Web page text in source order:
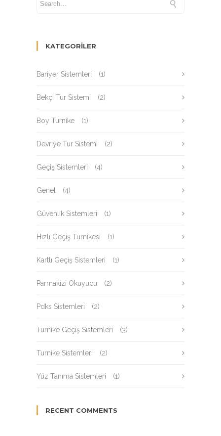
KATEGORILER
Bariyer Sistemleri (1)
Bekçi Tur Sistemi (2)
Boy Turnike (1)
Devriye Tur Sistemi (2)
Geçiş Sistemleri (4)
Genel (4)
Güvenlik Sistemleri (1)
Hızlı Geçiş Turnikesi (1)
Kartlı Geçiş Sistemleri (1)
Parmakizi Okuyucu (2)
Pdks Sistemleri (2)
Turnike Geçiş Sistemleri (3)
Turnike Sistemleri (2)
Yüz Tanıma Sistemleri (1)
RECENT COMMENTS